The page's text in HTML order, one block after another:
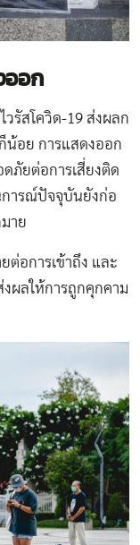
อก
วรัสโควิด-19 ส่งผลก
น้อย การแสดงออก
ภัยต่อการเสี่ยงติด
การณ์ปัจจุบันยังก่อ
าย
อการเข้าถึง และ
ผลให้การถูกคุกคาม